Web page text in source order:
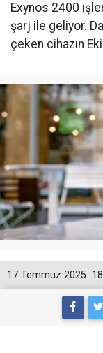
Exynos 2400
şarj ile geliyor.
çeken cihazın
17 Temmuz 2025